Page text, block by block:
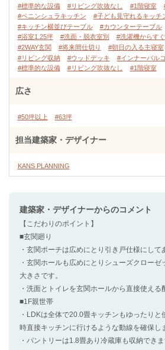
#標準的な設備
#リビング吹抜なし #1階寝室
#ペニンシュラキッチン
#子ども見守れるキッチ
#キッチン横並びテーブル
#カウンターテーブル
#浴室1.25坪
#洗面・脱衣室別 #洗濯機からす
#2WAY玄関
#将来間仕切り #朝日の入る主寝室
#リビング収納
#ウッドデッキ #インナーバル
#標準的な設備
#リビング吹抜なし #1階寝室
広さ
#50坪以上 #63坪
担当建築家・デザイナー
KANS PLANNING
建築家・デザイナーからのコメント
【こだわりのポイント】
■玄関廻り
・玄関ポーチは広めにとり引き戸仕様にして
・玄関ホールも広めにとりシューズクロー
大きさです。
・洗面とトイレを玄関ホールから直接使える
■1F親世帯
・LDKは全体で20.0畳キッチンもゆったり
時直接キッチンに行けるような動線を確保し
・パントリーは1.8畳あり冷蔵庫も収納でき